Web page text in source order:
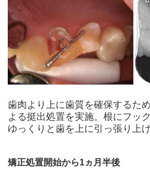
歯肉より上に歯質を確保するた
よる挺出処置を実施。根にフッ
ゆっくりと歯を上に引っ張り上げ
矯正処置開始から1ヵ月半後